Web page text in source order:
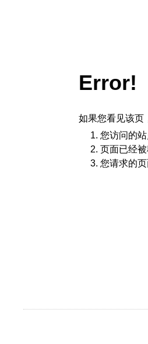
Error!
如果您看见该页
您访问的
页面已经
您请求的